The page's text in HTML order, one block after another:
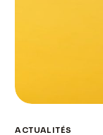
ACTUALITÉS